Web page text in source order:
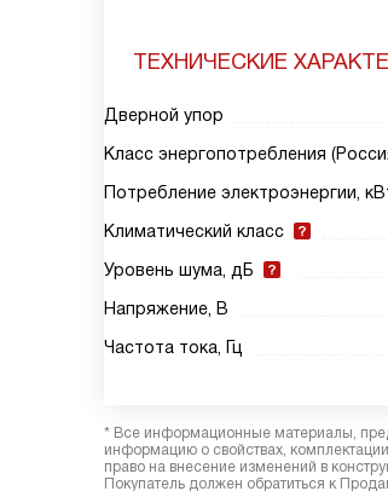
ТЕХНИЧЕСКИЕ
Дверной упор
Класс энергопотребления
Потребление электроэнергии,
Климатический класс
Уровень шума, дБ
Напряжение, В
Частота тока, Гц
* Все информационные материалы,
информацию о свойствах,
право на внесение изменений в
Покупатель должен обратиться к